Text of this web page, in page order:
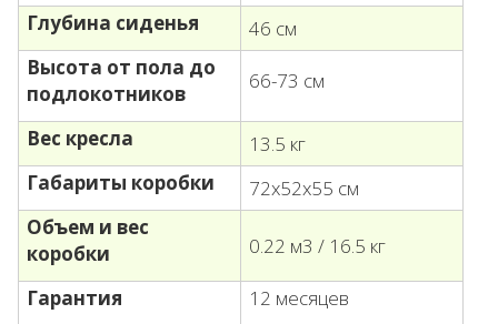
Глубина сиденья
46 см
Высота от пола до
подлокотников
66-73 см
Вес кресла
13.5 кг
Габариты коробки
72х52х55 см
Объем и вес
коробки
0.22 м3 / 16.5 кг
Гарантия 12 месяцев